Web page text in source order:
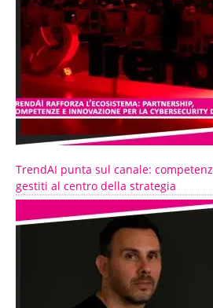
TrendAI punta sul canale:
gestiti al centro della strategia